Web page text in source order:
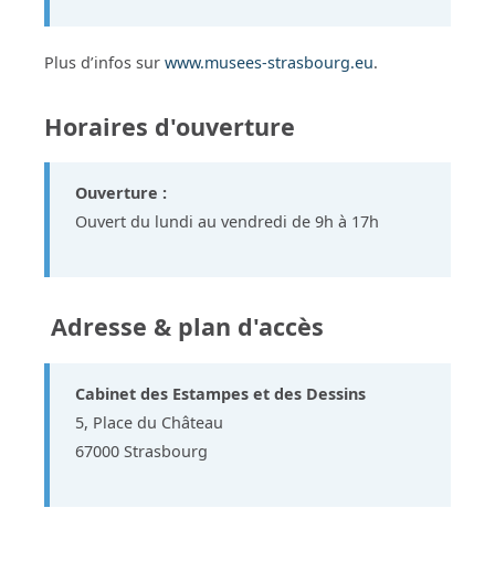
Plus d’infos sur www.musees-strasbourg.eu.
Horaires d'ouverture
Ouverture :
Ouvert du lundi au vendredi de 9h à 17h
Adresse & plan d'accès
Cabinet des Estampes et des Dessins
5, Place du Château
67000 Strasbourg